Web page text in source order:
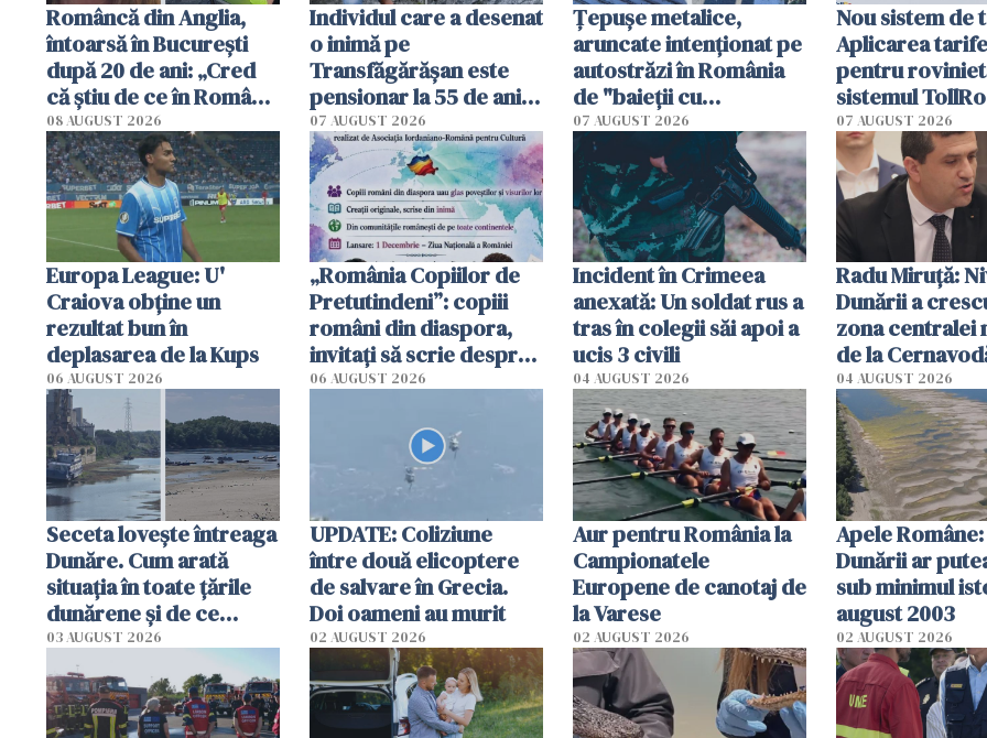
Româncă din Anglia,
întoarsă în București
după 20 de ani: „Cred
că știu de ce în România
se trăiește mai bine ca
în Anglia. E schimbat"
08 AUGUST 2026
Individul care a desenat
o inimă pe
Transfăgărășan este
pensionar la 55 de ani.
Poliția l-a identificat
07 AUGUST 2026
Țepușe metalice,
aruncate intenționat pe
autostrăzi în România
de "baieții cu
platforme": "Mi-au
cerut 1200 lei să mă
tracteze"
07 AUGUST 2026
Nou sistem de
Aplicarea
pentru
sistemul
începe la 1
07 AUGUST 2026
Europa League: U'
Craiova obține un
rezultat bun în
deplasarea de la Kups
06 AUGUST 2026
„România Copiilor de
Pretutindeni”: copiii
români din diaspora,
invitați să scrie despre
România într-un volum
06 AUGUST 2026
Incident în Crimeea
anexată: Un soldat rus a
tras în colegii săi apoi a
ucis 3 civili
04 AUGUST 2026
Radu Miruţă:
Dunării a
zona centralei
de la
cm faţă de
04 AUGUST 2026
Seceta lovește întreaga
Dunăre. Cum arată
situația în toate țările
dunărene și de ce
România resimte
efectele, deși a plouat
în iulie
03 AUGUST 2026
UPDATE: Coliziune
între două elicoptere
de salvare în Grecia.
Doi oameni au murit
02 AUGUST 2026
Aur pentru România la
Campionatele
Europene de canotaj de
la Varese
02 AUGUST 2026
Apele
Dunării ar
sub minimul
august 2003
02 AUGUST 2026